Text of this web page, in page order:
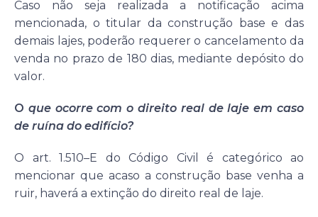
Caso não seja realizada a notificação acima
mencionada, o titular da construção base e das
demais lajes, poderão requerer o cancelamento da
venda no prazo de 180 dias, mediante depósito do
valor.
O que ocorre com o direito real de laje em caso
de ruína do edifício?
O art. 1.510–E do Código Civil é categórico ao
mencionar que acaso a construção base venha a
ruir, haverá a extinção do direito real de laje.